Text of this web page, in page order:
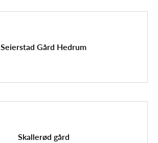
Seierstad Gård Hedrum
Skallerød gård